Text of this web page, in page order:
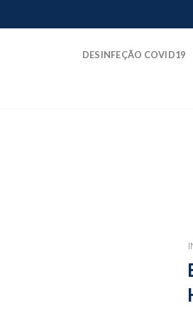
DESINFEÇÃO COVID19